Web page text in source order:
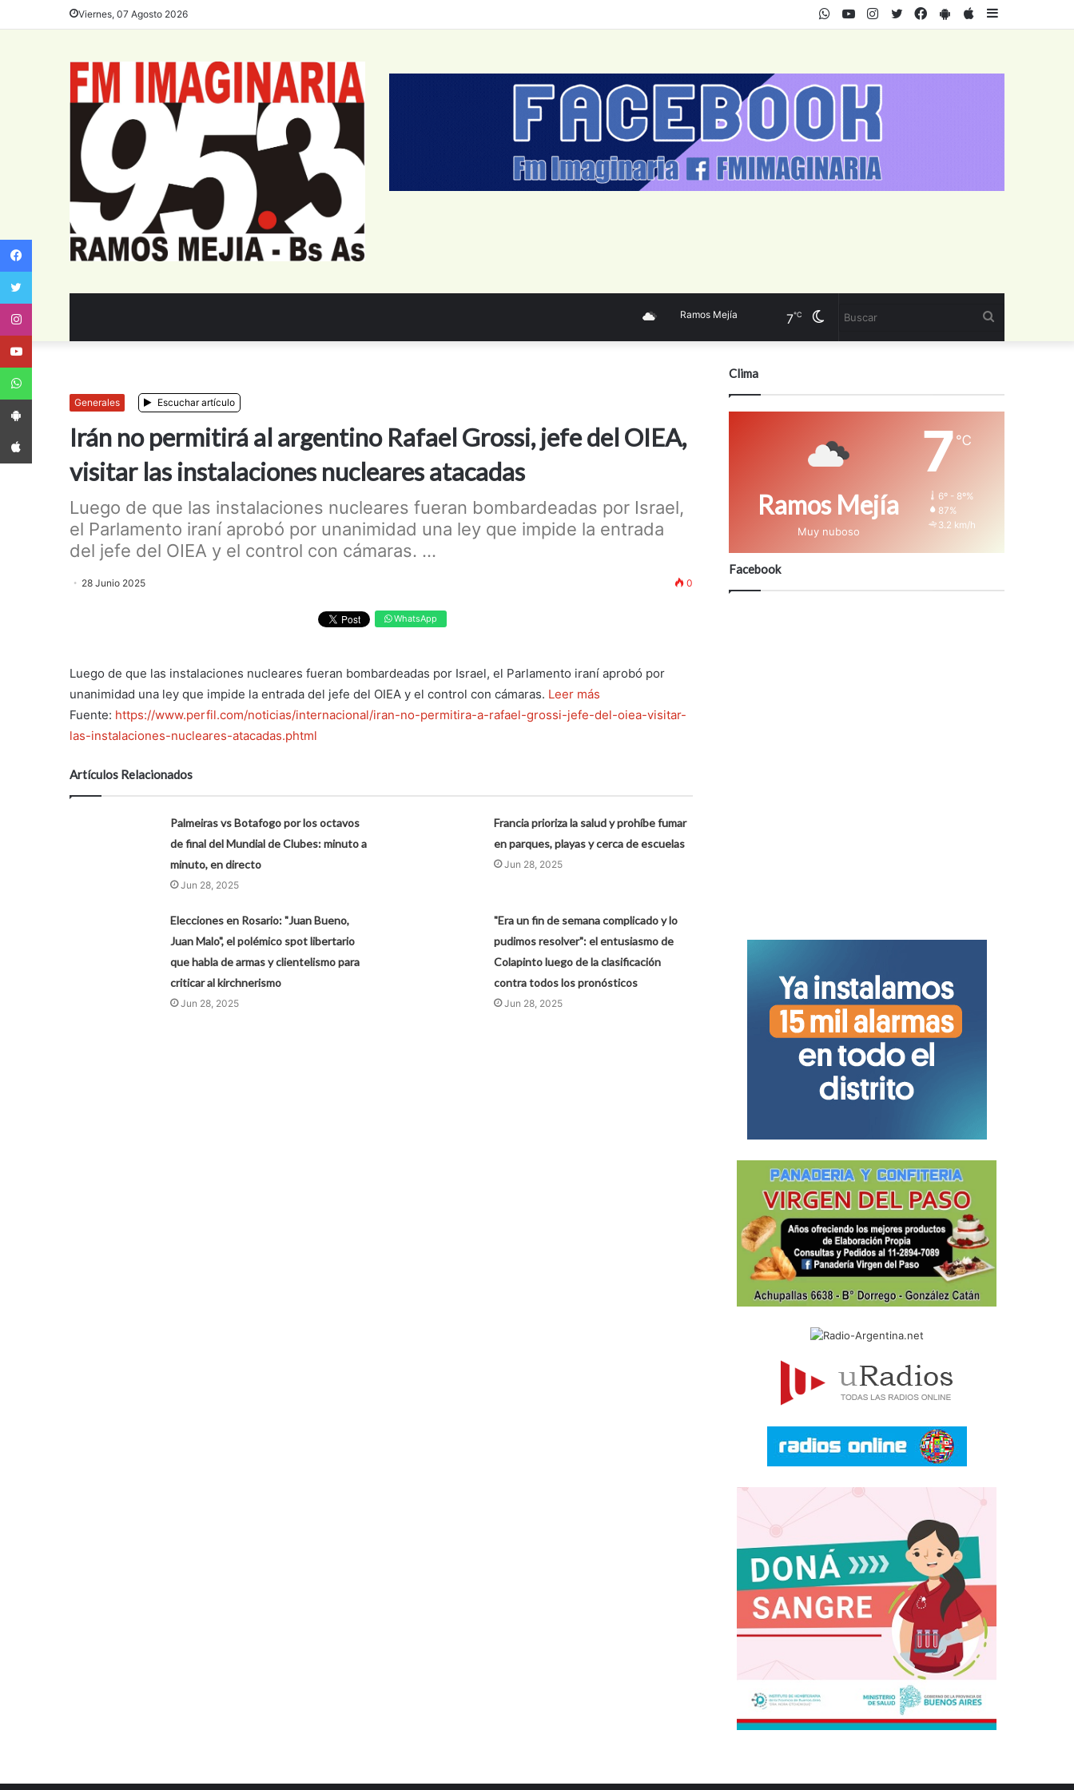
Viernes, 07 Agosto 2026 AppStore
PlayStore
Facebook
Twitter
Instagram
Youtube
WhatsApp
Cambiar
Ramos Mejía 7℃
Generales Escuchar artículo
Irán no permitirá al argentino Rafael Grossi, jefe del OIEA,
visitar las instalaciones nucleares atacadas
Luego de que las instalaciones nucleares fueran bombardeadas por Israel,
el Parlamento iraní aprobó por unanimidad una ley que impide la entrada
del jefe del OIEA y el control con cámaras. ...
28 Junio 2025 0
WhatsApp
Luego de que las instalaciones nucleares fueran bombardeadas por Israel, el Parlamento iraní aprobó por
unanimidad una ley que impide la entrada del jefe del OIEA y el control con cámaras. Leer más
Fuente: https://www.perfil.com/noticias/internacional/iran-no-permitira-a-rafael-grossi-jefe-del-oiea-visitar-
las-instalaciones-nucleares-atacadas.phtml
Artículos Relacionados
Palmeiras vs Botafogo por los octavos
de final del Mundial de Clubes: minuto a
minuto, en directo
Jun 28, 2025
Francia prioriza la salud y prohíbe fumar
en parques, playas y cerca de escuelas
Jun 28, 2025
Elecciones en Rosario: "Juan Bueno,
Juan Malo", el polémico spot libertario
que habla de armas y clientelismo para
criticar al kirchnerismo
Jun 28, 2025
"Era un fin de semana complicado y lo
pudimos resolver": el entusiasmo de
Colapinto luego de la clasificación
contra todos los pronósticos
Jun 28, 2025
Clima
Ramos Mejía
Muy nuboso
7 ℃
6º - 8º%
87%
3.2 km/h
Facebook
Facebook
App Android